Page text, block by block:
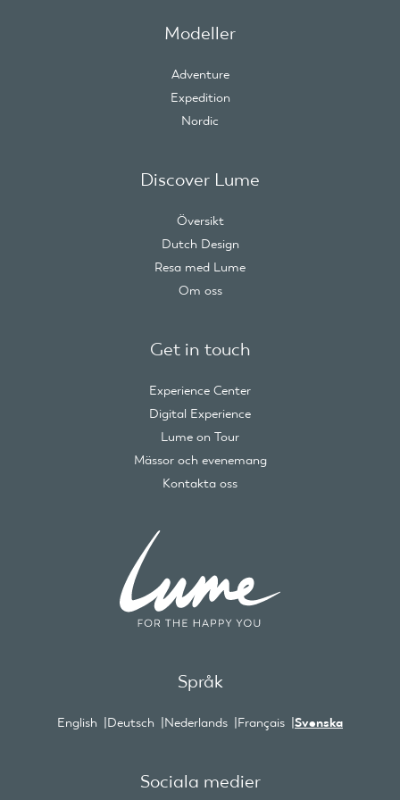
Modeller
Adventure
Expedition
Nordic
Discover Lume
Översikt
Dutch Design
Resa med Lume
Om oss
Get in touch
Experience Center
Digital Experience
Lume on Tour
Mässor och evenemang
Kontakta oss
Språk
English Deutsch Nederlands Français Svenska
Sociala medier